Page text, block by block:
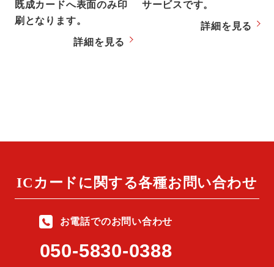
既成カードへ表面のみ印
刷となります。
詳細を見る
サービスです。
詳細を見る
ICカードに関する各種お問い合わせ
お電話でのお問い合わせ
050-5830-0388